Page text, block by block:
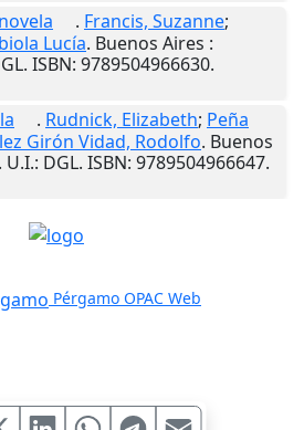
. Francis, Suzanne;
Lucía. Buenos Aires :
ISBN: 9789504966630.
. Rudnick, Elizabeth; Peña
Girón Vidad, Rodolfo. Buenos
. U.I.: DGL. ISBN: 9789504966647.
Pérgamo OPAC Web